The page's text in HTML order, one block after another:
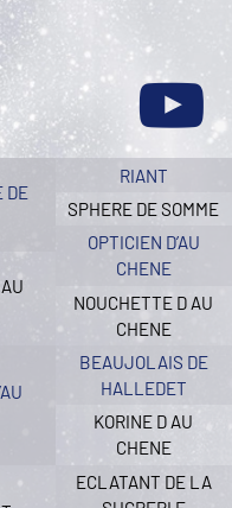
DE
RIANT
SPHERE DE SOMME
OPTICIEN D’AU
CHENE
NOUCHETTE D AU
CHENE
BEAUJOLAIS DE
HALLEDET
KORINE D AU
CHENE
ECLATANT DE LA